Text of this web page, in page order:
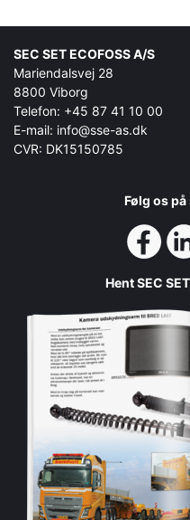
SEC SET ECOFOSS A/S
Mariendalsvej 28
8800 Viborg
Telefon: +45 87 41 10 00
E-mail: info@sse-as.dk
CVR: DK15150785
Følg os
Hent SEC